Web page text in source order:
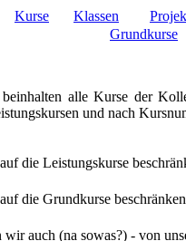
Kurse Klassen
Grundkurse
alle Kurse der
und nach
die Leistungskurse
die Grundkurse
auch (na sowas?) - von